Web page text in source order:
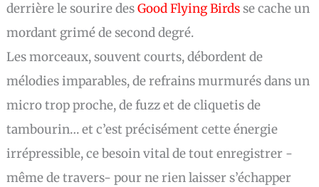
derrière le sourire desGood Flying Birdsse cache un
mordant grimé de second degré.
Les morceaux, souvent courts, débordent de
mélodies imparables, de refrains murmurés dans un
micro trop proche, de fuzz et de cliquetis de
tambourin… et c’est précisément cette énergie
irrépressible, ce besoin vital de tout enregistrer -
même de travers- pour ne rien laisser s’échapper